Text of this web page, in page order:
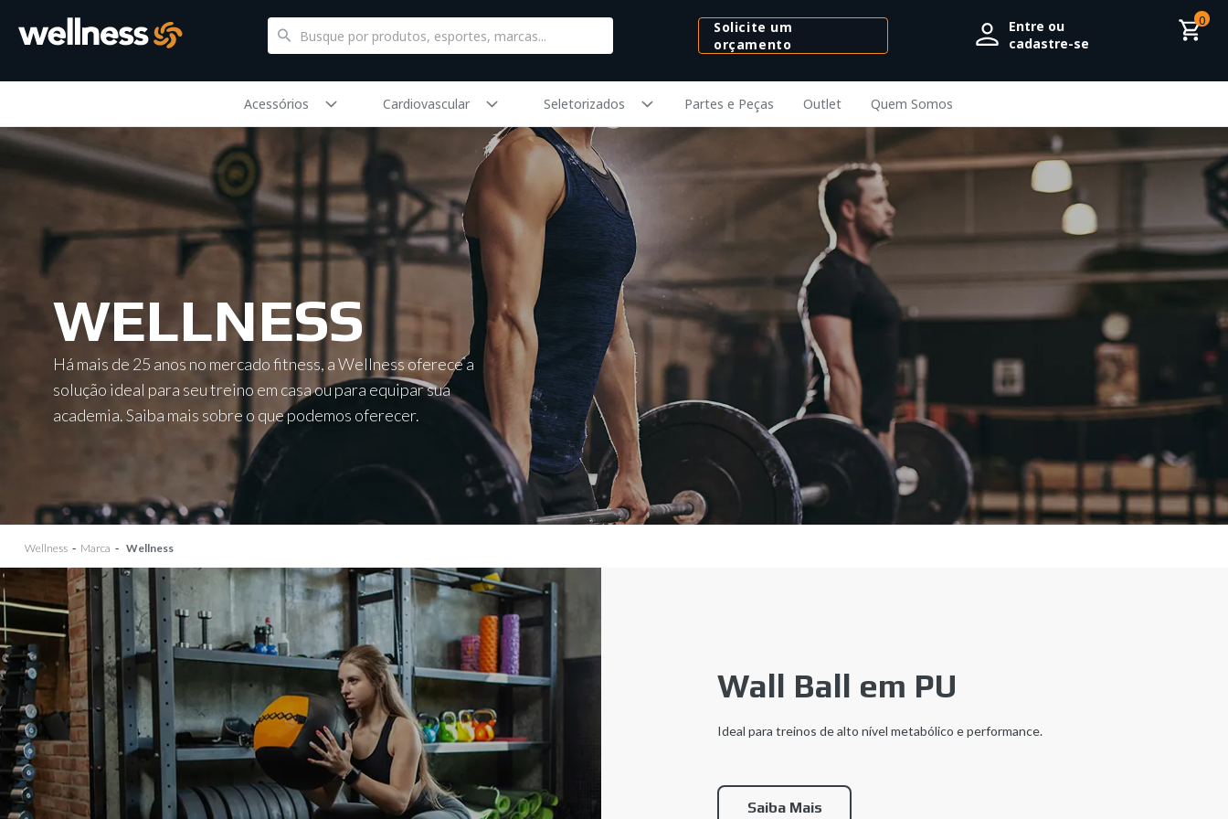
Solicite um
orçamento
Entre ou
cadastre-se
0
Acessórios Cardiovascular Seletorizados Partes e Peças Outlet Quem Somos
WELLNESS
Há mais de 25 anos no mercado fitness, a Wellness oferece a
solução ideal para seu treino em casa ou para equipar sua
academia. Saiba mais sobre o que podemos oferecer.
Wellness Marca Wellness
Wall Ball em PU
Ideal para treinos de alto nível metabólico e performance.
Saiba Mais